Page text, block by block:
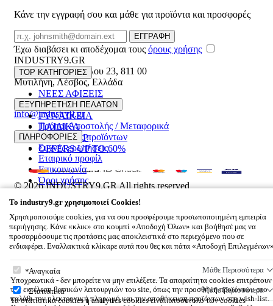
Κάνε την εγγραφή σου και μάθε για προϊόντα και προσφορές
Email
ΕΓΓΡΑΦΗ
Έχω διαβάσει κι αποδέχομαι τους όρους χρήσης
INDUSTRY9.GR
Ελευθέριου Βενιζέλου 23, 811 00
Μυτιλήνη,Λέσβος,Ελλάδα
22510 55629
info@industry9.gr
TOP ΚΑΤΗΓΟΡΙΕΣ
ΝΕΕΣ ΑΦΙΞΕΙΣ
ΑΝΔΡΙΚΑ
ΓΥΝΑΙΚΕΙΑ
ΠΑΙΔΙΚΑ
ΑΞΕΣΟΥΑΡ
OFFERS UP TO 60%
ΕΞΥΠΗΡΕΤΗΣΗ ΠΕΛΑΤΩΝ
Τρόποι Αποστολής / Μεταφορικά
Επιστροφές προϊόντων
Συχνές ερωτήσεις
ΠΛΗΡΟΦΟΡΙΕΣ
Εταιρικό προφίλ
Επικοινωνία
Όροι χρήσης
© 2026INDUSTRY9.GRAll rights reserved
Designed & developed by
Το Καλάθι Σου
0
Βάλε κάτι στο καλάθι σου
To industry9.gr χρησιμοποιεί Cookies!
Χρησιμοποιούμε cookies, για να σου προσφέρουμε προσωποποιημένη εμπειρία
περιήγησης. Κάνε «κλικ» στο κουμπί «Αποδοχή Όλων» και βοήθησέ μας να
προσαρμόσουμε τις προτάσεις μας αποκλειστικά στο περιεχόμενο που σε
ενδιαφέρει. Εναλλακτικά κλίκαρε αυτά που θες και πάτα «Αποδοχή
To
Αναγκαία Μάθε Περισσότερα
Υποχρεωτικά - δεν μπορείτε να μην επιλέξετε. Τα απαραίτητα cookies επιτρέπουν
την εκτέλεση βασικών λειτουργιών του site, όπως την προσθήκη προϊόντων στο
καλάθι την ηλεκτρονική πληρωμή και την αποθήκευση προϊόντων στη wish-list.
Στατιστικά Μάθε Περισσότερα
Τα στατιστικά cookies ή analytics cookies είναι υποσύνολο των cookies